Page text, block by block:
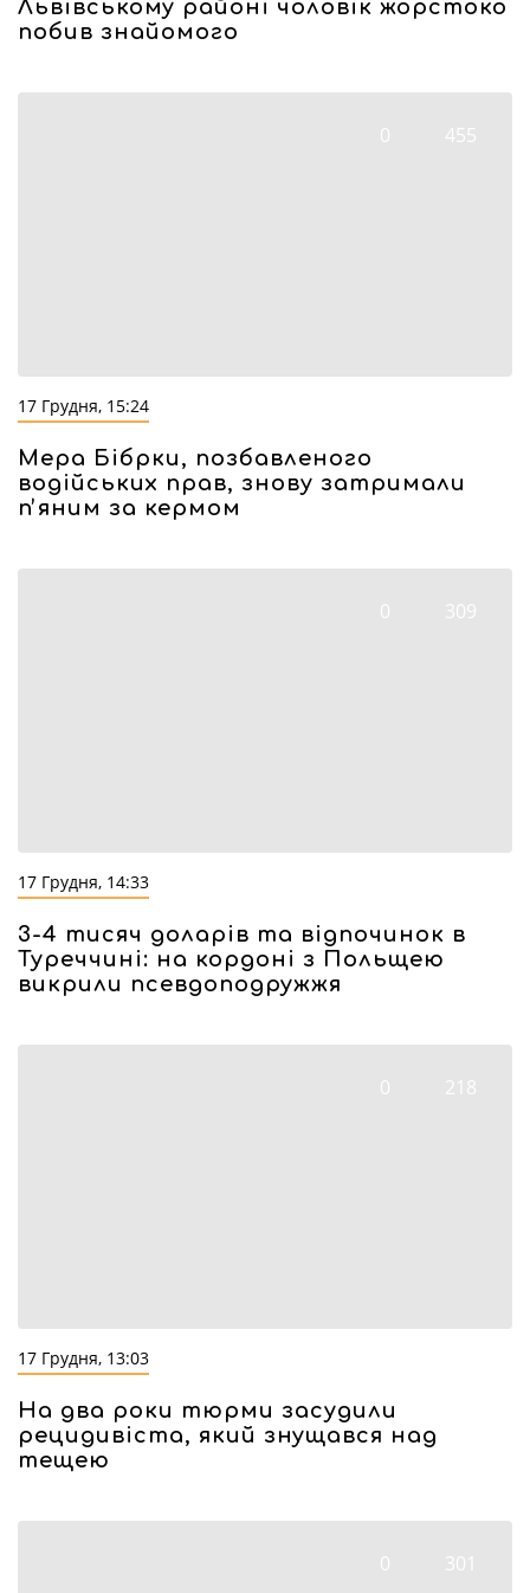
Львівському районі чоловік жорстоко
побив знайомого
0 455
17 Грудня, 15:24
Мера Бібрки, позбавленого
водійських прав, знову затримали
пʼяним за кермом
0 309
17 Грудня, 14:33
3-4 тисяч доларів та відпочинок в
Туреччині: на кордоні з Польщею
викрили псевдоподружжя
0 218
17 Грудня, 13:03
На два роки тюрми засудили
рецидивіста, який знущався над
тещею
0 301